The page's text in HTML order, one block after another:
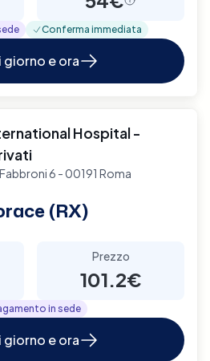
Conferma immediata
giorno e ora
Hospital -
6 - 00191 Roma
(RX)
Prezzo
101.2€
in sede
giorno e ora